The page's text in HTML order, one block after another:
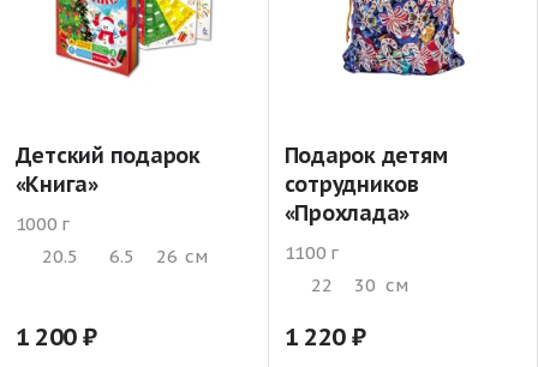
Детский подарок
«Книга»
1000 г
20.5
6.5 26 см
1 200
Подарок детям
сотрудников
«Прохлада»
1100 г
22
30 см
1 220